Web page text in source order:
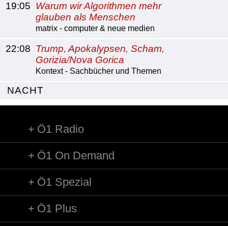
19:05 Warum wir Algorithmen mehr
glauben als Menschen
matrix - computer & neue medien
22:08 Trump, Apokalypsen, Scham,
Gorizia/Nova Gorica
Kontext - Sachbücher und Themen
NACHT
Ö1 Radio
Ö1 On Demand
Ö1 Spezial
Ö1 Plus